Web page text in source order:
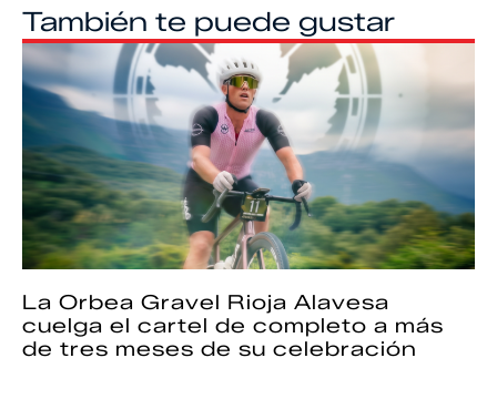
También te puede gustar
La Orbea Gravel Rioja Alavesa
cuelga el cartel de completo a más
de tres meses de su celebración